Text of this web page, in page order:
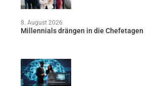
8. August 2026
Millennials drängen in die Chefetagen